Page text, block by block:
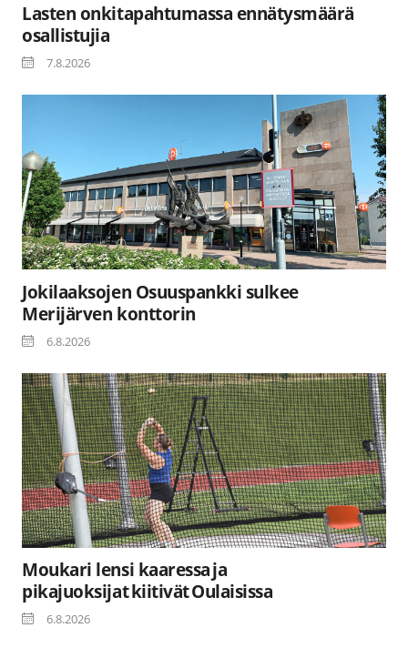
Lasten onkitapahtumassa ennätysmäärä
osallistujia
7.8.2026
Jokilaaksojen Osuuspankki sulkee
Merijärven konttorin
6.8.2026
Moukari lensi kaaressa ja
pikajuoksijat kiitivät Oulaisissa
6.8.2026